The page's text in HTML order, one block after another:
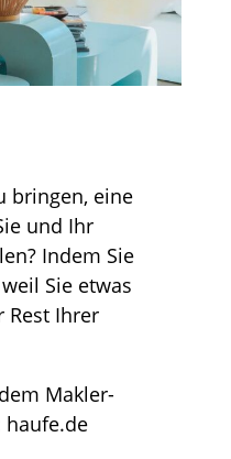
bringen, eine
und Ihr
Indem Sie
Sie etwas
Rest Ihrer
Makler-
haufe.de